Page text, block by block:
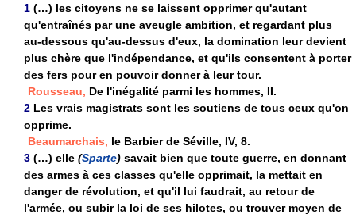
1 (…) les citoyens ne se laissent opprimer qu'autant
qu'entraînés par une aveugle ambition, et regardant plus
au-dessous qu'au-dessus d'eux, la domination leur devient
plus chère que l'indépendance, et qu'ils consentent à porter
des fers pour en pouvoir donner à leur tour.
Rousseau, De l'inégalité parmi les hommes, II.
2 Les vrais magistrats sont les soutiens de tous ceux qu'on
opprime.
Beaumarchais, le Barbier de Séville, IV, 8.
3 (…) elle (Sparte) savait bien que toute guerre, en donnant
des armes à ces classes qu'elle opprimait, la mettait en
danger de révolution, et qu'il lui faudrait, au retour de
l'armée, ou subir la loi de ses hilotes, ou trouver moyen de